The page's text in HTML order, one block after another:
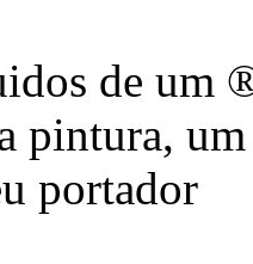
de um
pintura,
portador